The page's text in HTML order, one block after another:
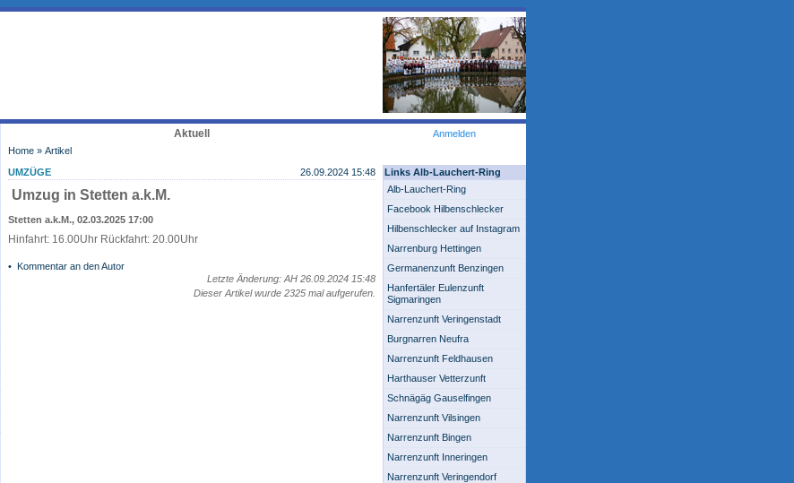
Aktuell Anmelden
Home » Artikel
UMZÜGE
26.09.2024 15:48
Umzug in Stetten a.k.M.
Stetten a.k.M., 02.03.2025 17:00
Hinfahrt: 16.00Uhr Rückfahrt: 20.00Uhr
• Kommentar an den Autor
Letzte Änderung: AH 26.09.2024 15:48
Dieser Artikel wurde 2325 mal aufgerufen.
Links Alb-Lauchert-Ring
Alb-Lauchert-Ring
Facebook Hilbenschlecker
Hilbenschlecker auf Instagram
Narrenburg Hettingen
Germanenzunft Benzingen
Hanfertäler Eulenzunft
Sigmaringen
Narrenzunft Veringenstadt
Burgnarren Neufra
Narrenzunft Feldhausen
Harthauser Vetterzunft
Schnägäg Gauselfingen
Narrenzunft Vilsingen
Narrenzunft Bingen
Narrenzunft Inneringen
Narrenzunft Veringendorf